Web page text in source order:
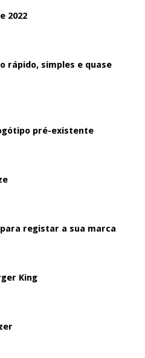
2022
rápido, simples e quase
pré-existente
registar a sua marca
King